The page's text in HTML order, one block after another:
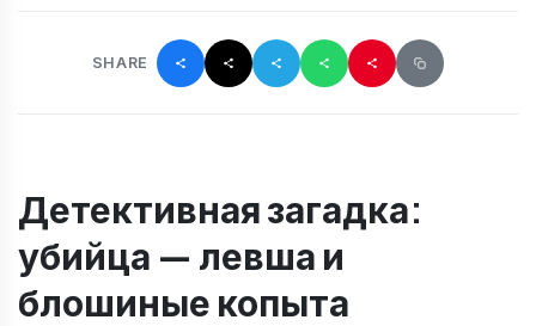
SHARE
Детективная загадка:
убийца — левша и
блошиные копыта